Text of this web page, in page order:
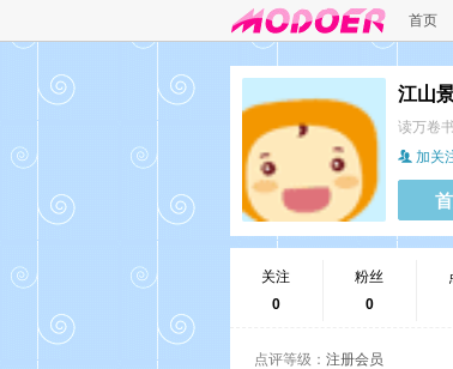
首页
江山
读万卷
加关
关注
0
粉丝
0
点评等级： 注册会员